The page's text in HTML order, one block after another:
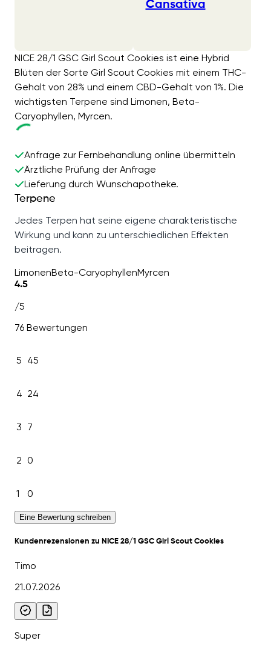
Cansativa
NICE 28/1 GSC Girl Scout Cookies ist eine Hybrid
Blüten der Sorte Girl Scout Cookies mit einem THC-
Gehalt von 28% und einem CBD-Gehalt von 1%. Die
wichtigsten Terpene sind Limonen, Beta-
Caryophyllen, Myrcen.
Anfrage zur Fernbehandlung online übermitteln
Ärztliche Prüfung der Anfrage
Lieferung durch Wunschapotheke.
Terpene
Jedes Terpen hat seine eigene charakteristische
Wirkung und kann zu unterschiedlichen Effekten
beitragen.
LimonenBeta-CaryophyllenMyrcen
4.5
/5
76 Bewertungen
5 45
4 24
3 7
2 0
1 0
Eine Bewertung schreiben
Kundenrezensionen zu NICE 28/1 GSC Girl Scout Cookies
Timo
21.07.2026
Super